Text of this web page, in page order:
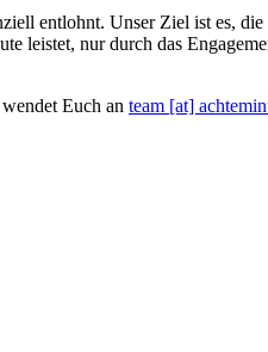
entlohnt. Unser Ziel ist es, die
leistet, nur durch das
Euch an team [at]